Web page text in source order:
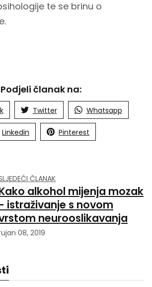
te se brinu o
Podjeli članak na:
Twitter Whatsapp
Linkedin Pinterest
ČLANAK
alkohol mijenja mozak
istraživanje s novom
neurooslikavanja
08, 2019